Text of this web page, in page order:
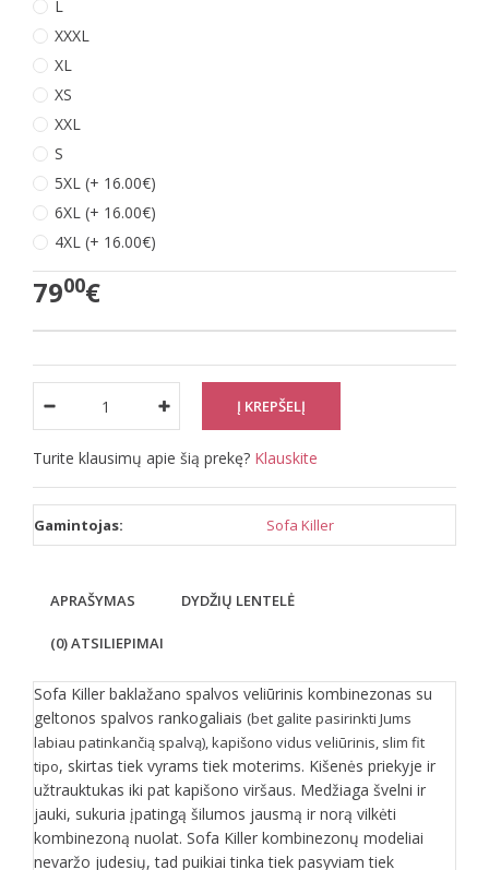
L
XXXL
XL
XS
XXL
S
5XL (+ 16.00€)
6XL (+ 16.00€)
4XL (+ 16.00€)
7900€
Turite klausimų apie šią prekę? Klauskite
Gamintojas: Sofa Killer
APRAŠYMAS DYDŽIŲ LENTELĖ
(0) ATSILIEPIMAI
Sofa Killer baklažano spalvos veliūrinis kombinezonas su
geltonos spalvos rankogaliais (bet galite pasirinkti Jums
labiau patinkančią spalvą), kapišono vidus veliūrinis, slim fit
tipo, skirtas tiek vyrams tiek moterims. Kišenės priekyje ir
užtrauktukas iki pat kapišono viršaus. Medžiaga švelni ir
jauki, sukuria įpatingą šilumos jausmą ir norą vilkėti
kombinezoną nuolat. Sofa Killer kombinezonų modeliai
nevaržo judesių, tad puikiai tinka tiek pasyviam tiek